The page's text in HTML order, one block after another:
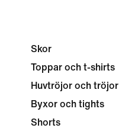
Skor
Toppar och t-shirts
Huvtröjor och tröjor
Byxor och tights
Shorts